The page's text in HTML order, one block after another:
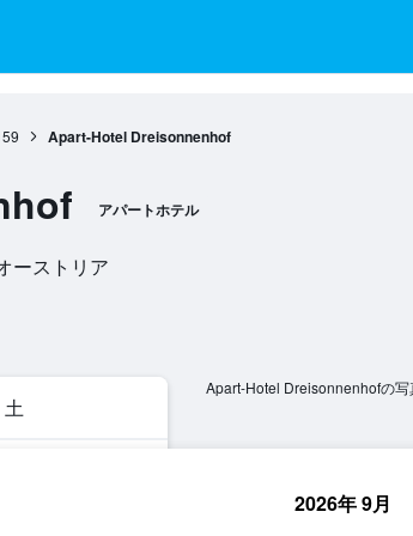
Apart-Hotel Dreisonnenhof
アパートホテル
ーストリア
土
Apart-Hotel Dreisonnenhofの写
2026年 9月